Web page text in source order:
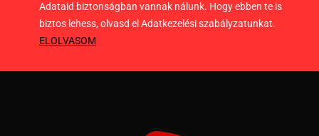
Adataid biztonságban vannak nálunk. Hogy ebben te is
biztos lehess, olvasd el Adatkezelési szabályzatunkat.
ELOLVASOM